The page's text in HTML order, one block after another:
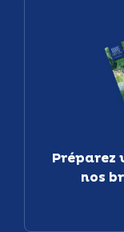
Préparez
nos